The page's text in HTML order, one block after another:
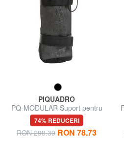
PIQUADRO
PQ-MODULAR Suport pentru
sticle de apă
74% REDUCERI
RON 299.39 RON 78.73